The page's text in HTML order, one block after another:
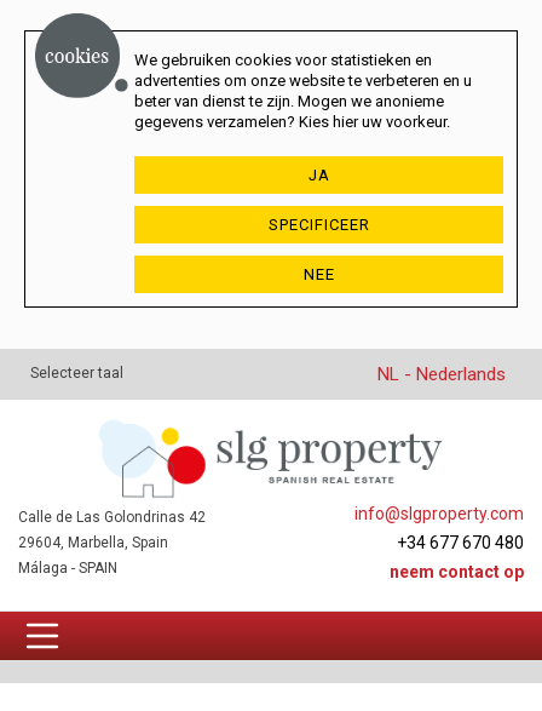
We gebruiken cookies voor statistieken en
advertenties om onze website te verbeteren en u
beter van dienst te zijn. Mogen we anonieme
gegevens verzamelen? Kies hier uw voorkeur.
JA
SPECIFICEER
NEE
Selecteer taal NL - Nederlands
info@slgproperty.com
+34 677 670 480
neem contact op
Calle de Las Golondrinas 42
29604, Marbella, Spain
Málaga - SPAIN